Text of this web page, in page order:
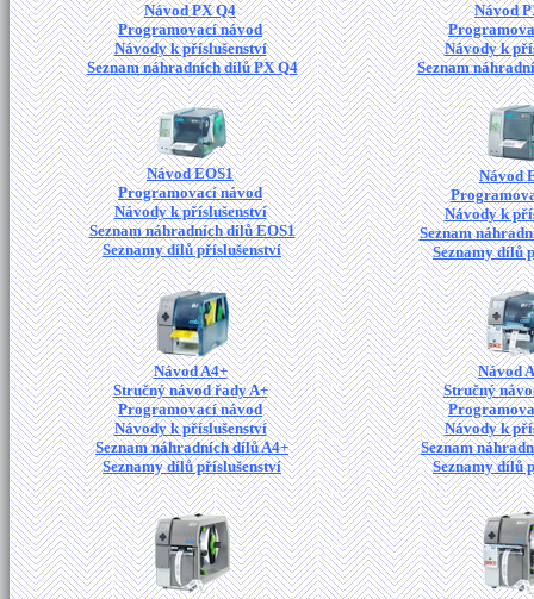
Návod PX Q4
Programovací návod
Návody k příslušenství
Seznam náhradních dílů PX Q4
Návod
Návody k
Seznam
Návod EOS1
Programovací návod
Návody k příslušenství
Seznam náhradních dílů EOS1
Seznamy dílů příslušenství
Návod
Návody k
Seznam
Seznamy dílů
Návod A4+
Stručný návod řady A+
Programovací návod
Návody k příslušenství
Seznam náhradních dílů A4+
Seznamy dílů příslušenství
Návod
Stručný
Návody k
Seznam
Seznamy dílů